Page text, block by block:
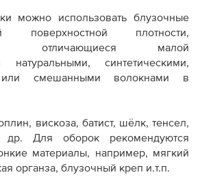
можно использовать блузочные
поверхностной плотности,
отличающиеся малой
синтетическими,
или смешанными волокнами в
вискоза, батист, шёлк, тенсел,
др. Для оборок рекомендуются
материалы, например, мягкий
органза, блузочный креп и.т.п.